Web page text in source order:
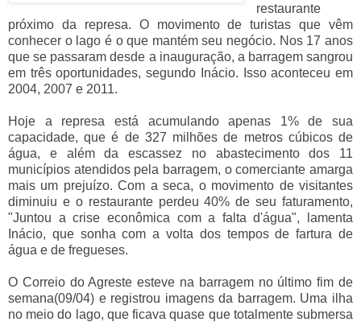
restaurante
próximo da represa. O movimento de turistas que vêm
conhecer o lago é o que mantém seu negócio. Nos 17 anos
que se passaram desde a inauguração, a barragem sangrou
em três oportunidades, segundo Inácio. Isso aconteceu em
2004, 2007 e 2011.
Hoje a represa está acumulando apenas 1% de sua
capacidade, que é de 327 milhões de metros cúbicos de
água, e além da escassez no abastecimento dos 11
municípios atendidos pela barragem, o comerciante amarga
mais um prejuízo. Com a seca, o movimento de visitantes
diminuiu e o restaurante perdeu 40% de seu faturamento,
"Juntou a crise econômica com a falta d'água", lamenta
Inácio, que sonha com a volta dos tempos de fartura de
água e de fregueses.
O Correio do Agreste esteve na barragem no último fim de
semana(09/04) e registrou imagens da barragem. Uma ilha
no meio do lago, que ficava quase que totalmente submersa